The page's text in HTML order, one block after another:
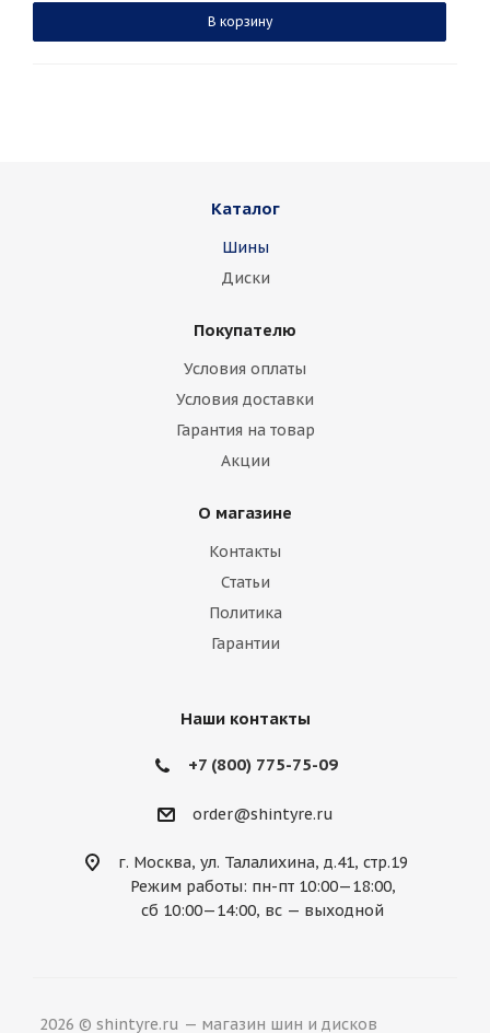
В корзину
Каталог
Шины
Диски
Покупателю
Условия оплаты
Условия доставки
Гарантия на товар
Акции
О магазине
Контакты
Статьи
Политика
Гарантии
Наши контакты
+7 (800) 775-75-09
order@shintyre.ru
г. Москва, ул. Талалихина, д.41, стр.19
Режим работы: пн-пт 10:00—18:00,
сб 10:00—14:00, вс — выходной
2026 © shintyre.ru — магазин шин и дисков